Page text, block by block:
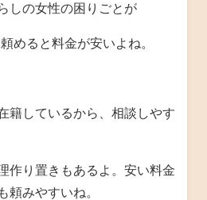
しの女性の困りごとが
めると料金が安いよね。
籍しているから、相談しやす
作り置きもあるよ。安い料金
頼みやすいね。